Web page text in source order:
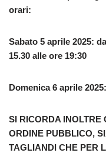
orari:
Sabato 5 aprile 2025:
15.30 alle ore 19:30
Domenica 6 aprile
SI RICORDA INOLTRE
ORDINE PUBBLICO,
TAGLIANDI CHE PER